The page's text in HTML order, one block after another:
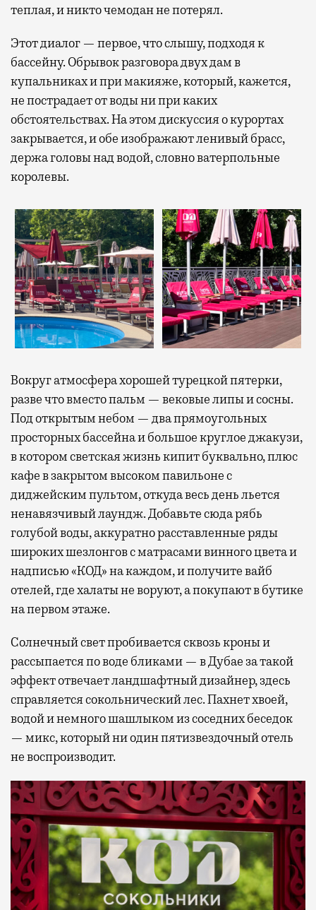
теплая, и никто чемодан не потерял.
Этот диалог — первое, что слышу, подходя к
бассейну. Обрывок разговора двух дам в
купальниках и при макияже, который, кажется,
не пострадает от воды ни при каких
обстоятельствах. На этом дискуссия о курортах
закрывается, и обе изображают ленивый брасс,
держа головы над водой, словно ватерпольные
королевы.
Вокруг атмосфера хорошей турецкой пятерки,
разве что вместо пальм — вековые липы и сосны.
Под открытым небом — два прямоугольных
просторных бассейна и большое круглое джакузи,
в котором светская жизнь кипит буквально, плюс
кафе в закрытом высоком павильоне с
диджейским пультом, откуда весь день льется
ненавязчивый лаундж. Добавьте сюда рябь
голубой воды, аккуратно расставленные ряды
широких шезлонгов с матрасами винного цвета и
надписью «КОД» на каждом, и получите вайб
отелей, где халаты не воруют, а покупают в бутике
на первом этаже.
Солнечный свет пробивается сквозь кроны и
рассыпается по воде бликами — в Дубае за такой
эффект отвечает ландшафтный дизайнер, здесь
справляется сокольнический лес. Пахнет хвоей,
водой и немного шашлыком из соседних беседок
— микс, который ни один пятизвездочный отель
не воспроизводит.